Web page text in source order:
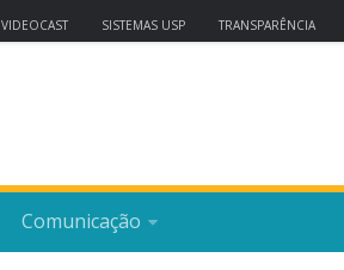
VIDEOCAST SISTEMAS USP TRANSPARÊNCIA
Comunicação